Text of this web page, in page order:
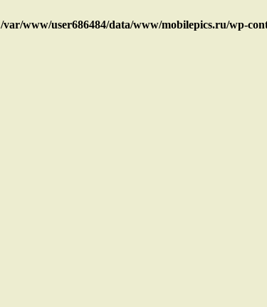
/var/www/user686484/data/www/mobilepics.ru/wp-